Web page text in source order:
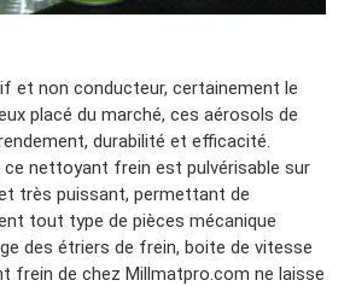
et non conducteur, certainement le
placé du marché, ces aérosols de
durabilité et efficacité.
ce nettoyant frein est pulvérisable sur
très puissant, permettant de
tout type de pièces mécanique
des étriers de frein, boite de vitesse
frein de chez Millmatpro.com ne laisse